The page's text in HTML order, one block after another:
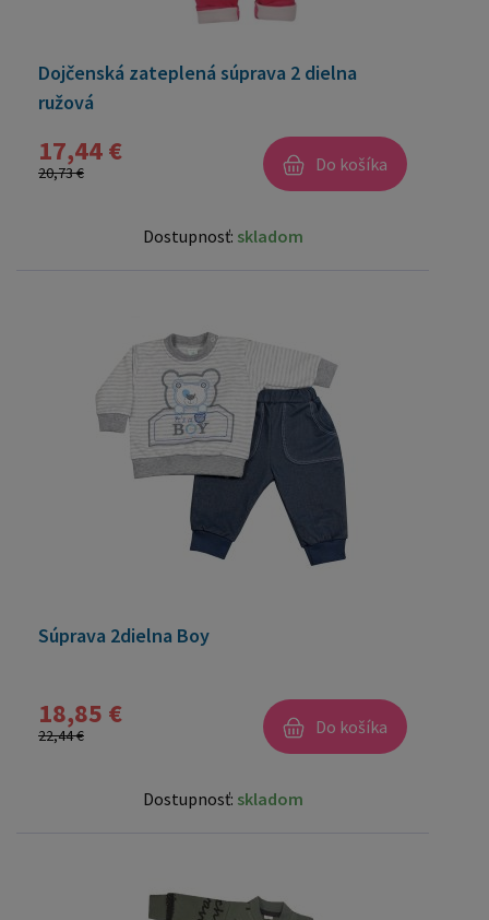
Dojčenská zateplená súprava 2 dielna
ružová
17,44 €
20,73 € Do košíka
Dostupnosť: skladom
Súprava 2dielna Boy
18,85 €
22,44 € Do košíka
Dostupnosť: skladom